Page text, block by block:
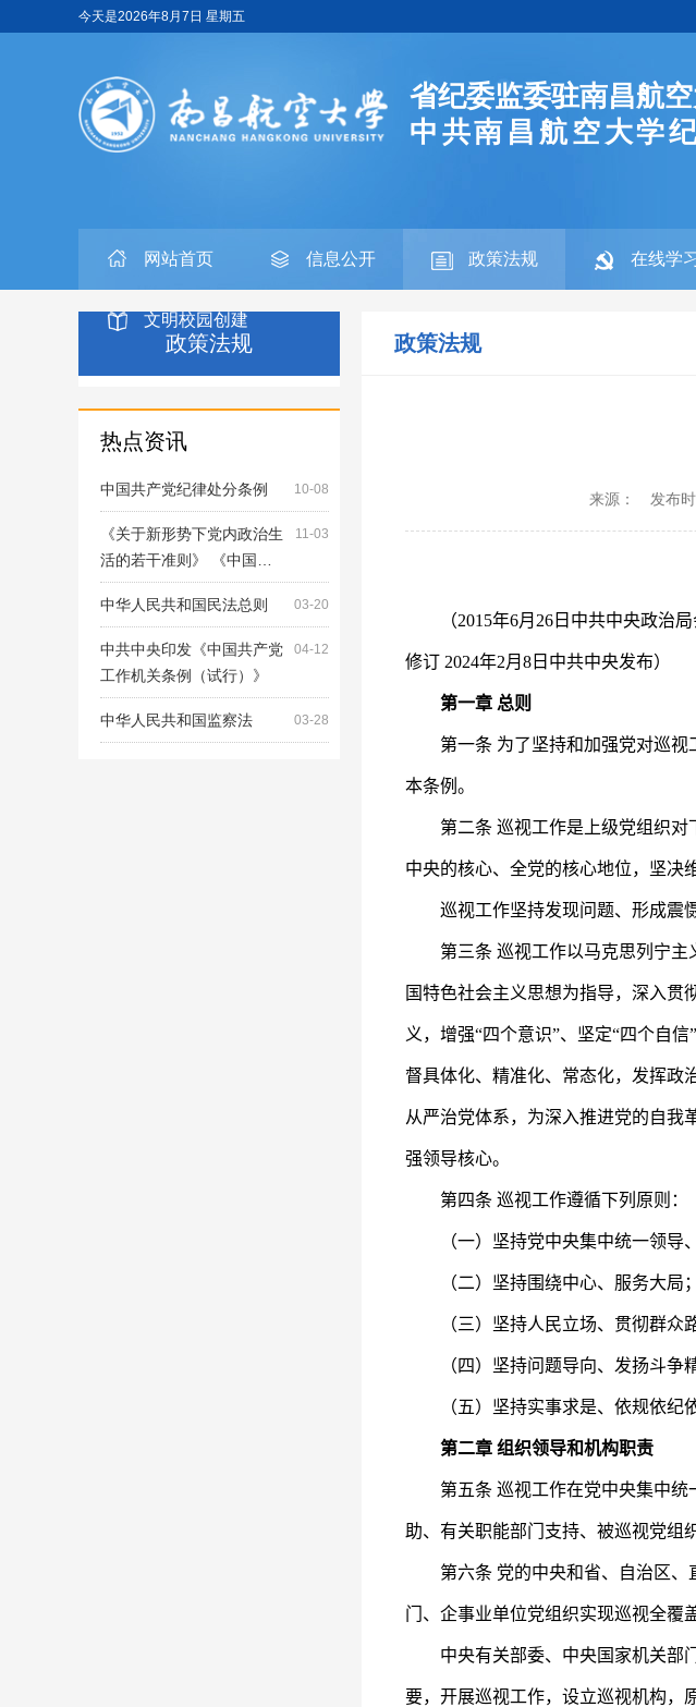
今天是2026年8月7日 星期五
省纪委监委驻南昌航
中共南昌航空大学
网站首页 信息公开 政策法规 在线学
文明校园创建
政策法规
热点资讯
10-08
中国共产党纪律处分条例
11-03
《关于新形势下党内政治生
活的若干准则》 《中国…
03-20
中华人民共和国民法总则
04-12
中共中央印发《中国共产党
工作机关条例（试行）》
03-28
中华人民共和国监察法
政策法规
来源： 发布
（2015年6月26日中共中央政治局
修订 2024年2月8日中共中央发布）
第一章 总则
第一条 为了坚持和加强党对巡视
本条例。
第二条 巡视工作是上级党组织对
中央的核心、全党的核心地位，坚决
巡视工作坚持发现问题、形成震慑
第三条 巡视工作以马克思列宁主
国特色社会主义思想为指导，深入贯
义，增强“四个意识”、坚定“四个自
督具体化、精准化、常态化，发挥政
从严治党体系，为深入推进党的自我
强领导核心。
第四条 巡视工作遵循下列原则：
（一）坚持党中央集中统一领导、
（二）坚持围绕中心、服务大局；
（三）坚持人民立场、贯彻群众路
（四）坚持问题导向、发扬斗争精
（五）坚持实事求是、依规依纪依
第二章 组织领导和机构职责
第五条 巡视工作在党中央集中统
助、有关职能部门支持、被巡视党组
第六条 党的中央和省、自治区、
门、企事业单位党组织实现巡视全覆盖
中央有关部委、中央国家机关部门
要，开展巡视工作，设立巡视机构，